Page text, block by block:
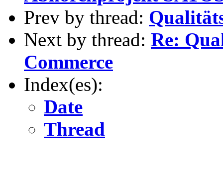
Prev by thread:
Next by thread: Re:
Commerce
Index(es):
Date
Thread